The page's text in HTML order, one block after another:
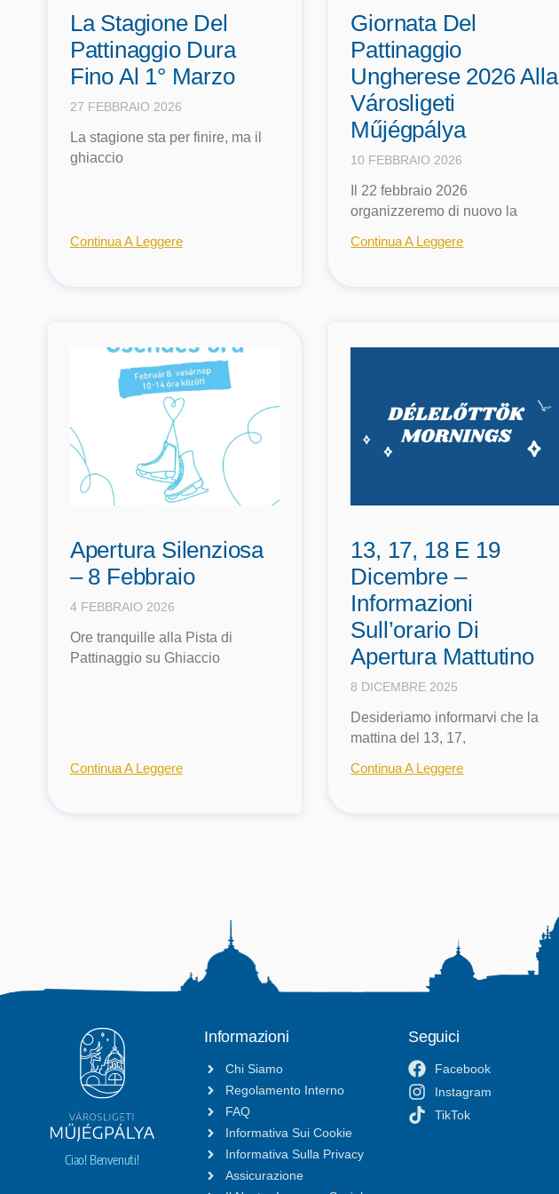
La Stagione Del
Pattinaggio Dura
Fino Al 1° Marzo
27 FEBBRAIO 2026
La stagione sta per finire, ma il
ghiaccio
Continua A Leggere
Giornata Del
Pattinaggio
Ungherese 2026 Alla
Városligeti
Műjégpálya
10 FEBBRAIO 2026
Il 22 febbraio 2026
organizzeremo di nuovo la
Continua A Leggere
Apertura Silenziosa
– 8 Febbraio
4 FEBBRAIO 2026
Ore tranquille alla Pista di
Pattinaggio su Ghiaccio
Continua A Leggere
13, 17, 18 E 19
Dicembre –
Informazioni
Sull’orario Di
Apertura Mattutino
8 DICEMBRE 2025
Desideriamo informarvi che la
mattina del 13, 17,
Continua A Leggere
Ciao! Benvenuti!
Informazioni
Chi Siamo
Regolamento Interno
FAQ
Informativa Sui Cookie
Informativa Sulla Privacy
Assicurazione
Seguici
Facebook
Instagram
TikTok